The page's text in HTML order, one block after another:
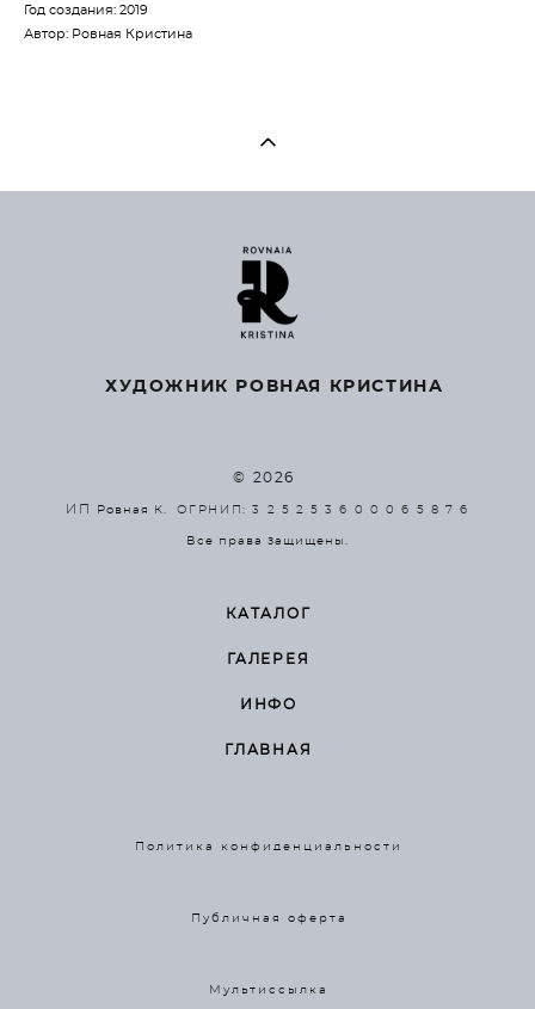
Год создания: 2019
Автор: Ровная Кристина
ХУДОЖНИК РОВНАЯ КРИСТИНА
© 2026
ИП Ровная К. ОГРНИП: 3 2 5 2 5 3 6 0 0 0 6 5 8 7 6
Все права защищены.
КАТАЛОГ
ГАЛЕРЕЯ
ИНФО
ГЛАВНАЯ
Политика конфиденциальности
Публичная оферта
Мультиссылка